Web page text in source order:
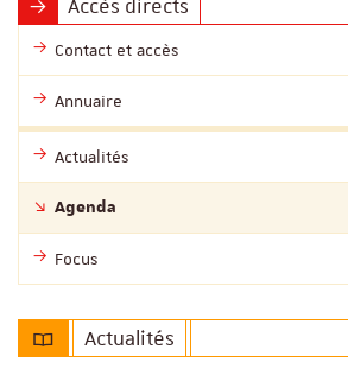
Accès directs
Contact et accès
Annuaire
Actualités
Agenda
Focus
Actualités